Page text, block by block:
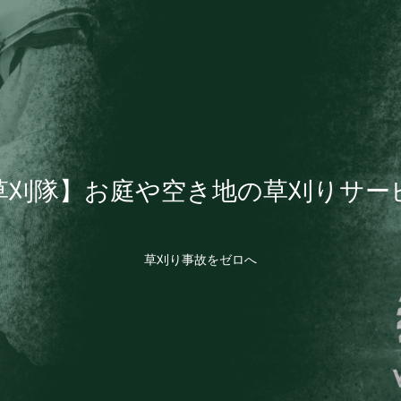
刈隊】お庭や空き地の草刈りサー
草刈り事故をゼロへ